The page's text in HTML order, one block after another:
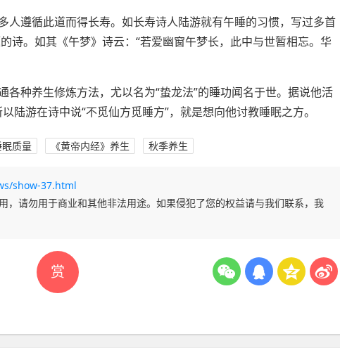
人遵循此道而得长寿。如长寿诗人陆游就有午睡的习惯，写过多首
诗。如其《午梦》诗云：“若爱幽窗午梦长，此中与世暂相忘。华
各种养生修炼方法，尤以名为“蛰龙法”的睡功闻名于世。据说他活
陆游在诗中说“不觅仙方觅睡方”，就是想向他讨教睡眠之方。
眠质量 《黄帝内经》养生 秋季养生
赏
show-37.html
，请勿用于商业和其他非法用途。如果侵犯了您的权益请与我们联系，我